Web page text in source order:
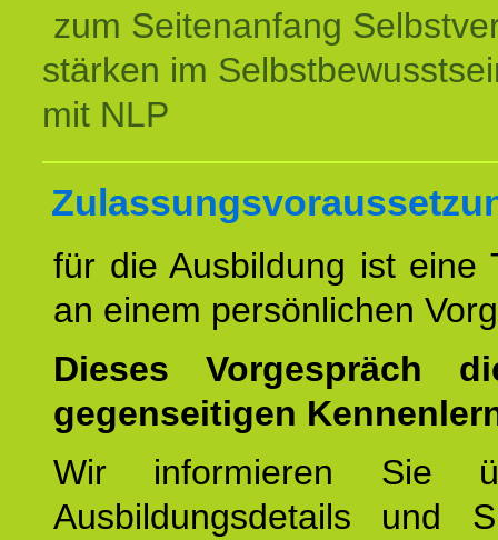
zum Seitenanfang
stärken im
mit NLP
für die Ausbildung ist eine
an einem persönlichen
Dieses Vorgespräch
gegenseitigen
Wir informieren Sie
Ausbildungsdetails und